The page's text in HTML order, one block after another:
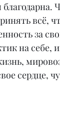
всё,
за
на себе,
сердце,